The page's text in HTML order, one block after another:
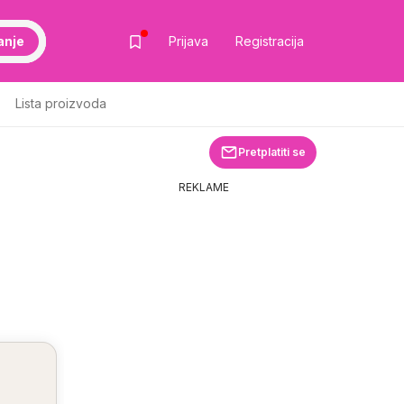
Prijava Registracija
Lista proizvoda
Pretplatiti se
REKLAME